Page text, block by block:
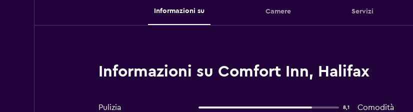
Informazioni su Camere Servizi
Informazioni su Comfort Inn, Halifax
Pulizia 8,1 Comodità